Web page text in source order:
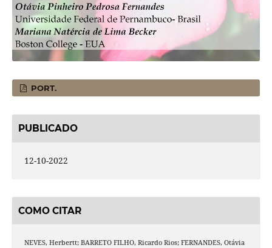
PORT.
PUBLICADO
12-10-2022
COMO CITAR
NEVES, Herbertt; BARRETO FILHO, Ricardo Rios; FERNANDES, Otávia